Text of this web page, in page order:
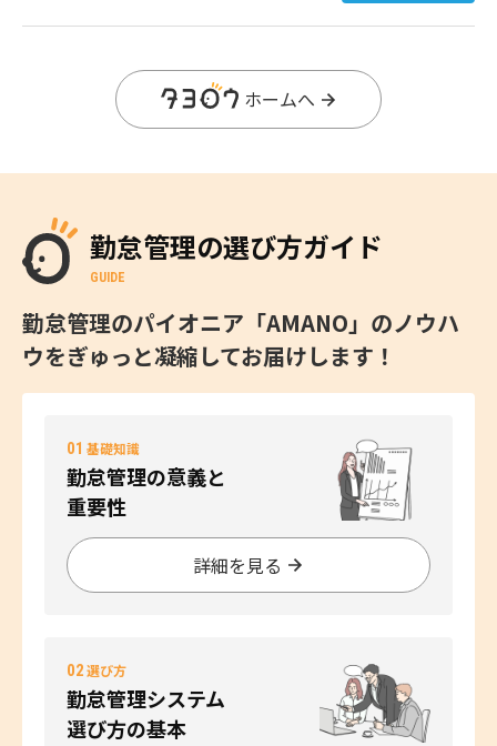
ホームへ
勤怠管理の選び方ガイド
GUIDE
勤怠管理のパイオニア「AMANO」のノウハ
ウをぎゅっと凝縮してお届けします！
01 基礎知識
勤怠管理の意義と
重要性
詳細を見る
02選び方
勤怠管理システム
選び方の基本